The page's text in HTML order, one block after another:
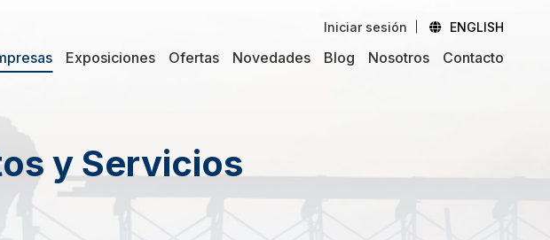
Iniciar sesión ENGLISH
Exposiciones Ofertas Novedades Blog Nosotros Contacto
y Servicios